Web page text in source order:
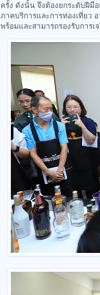
ครั้ง ดังนั้น จึงต้องยกระดับฝีมือ
ภาคบริการและการท่องเที่ยว
พร้อมและสามารถรองรับการ